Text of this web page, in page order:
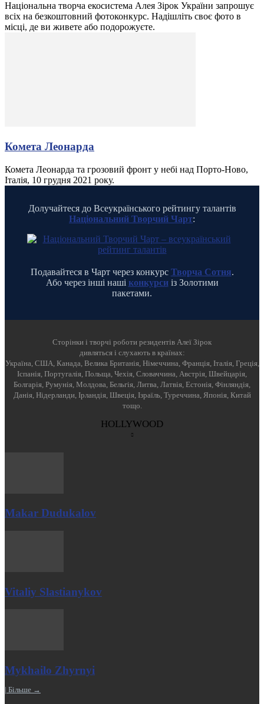
Національна творча екосистема Алея Зірок України запрошує
всіх на безкоштовний фотоконкурс. Надішліть своє фото в
місці, де ви живете або подорожуєте.
Комета Леонарда
Комета Леонарда та грозовий фронт у небі над Порто-Ново,
Італія, 10 грудня 2021 року.
Долучайтеся до Всеукраїнського рейтингу талантів
Національний Творчий Чарт:
Подавайтеся в Чарт через конкурс Творча Сотня.
Або через інші наші конкурсиіз Золотими
пакетами.
Cторінки і творчі роботи резидентів Алеї Зірок
дивляться і слухають в країнах:
Україна, США, Канада, Велика Британія, Німеччина, Франція, Італія, Греція,
Іспанія, Португалія, Польща, Чехія, Словаччина, Австрія, Швейцарія,
Болгарія, Румунія, Молдова, Бельгія, Литва, Латвія, Естонія, Фінляндія,
Данія, Нідерланди, Ірландія, Швеція, Ізраїль, Туреччина, Японія, Китай
тощо.
HOLLYWOOD
Makar Dudukalov
Vitaliy Slastianykov
Mykhailo Zhyrnyi
| Більше →